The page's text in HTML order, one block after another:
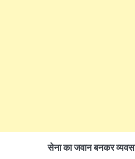
सेना का जवान बनकर